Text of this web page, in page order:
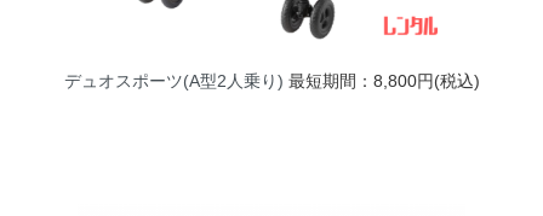
デュオスポーツ(A型2人乗り) 最短期間：8,800円(税込)